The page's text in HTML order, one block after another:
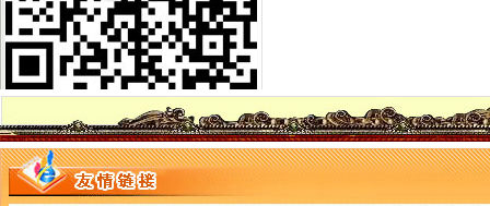
市重庆发票申请局信用处认真落实全市工商行政管理局长座谈会议精
渝中局朝天门工商所开展规范奥运商品的重庆发票申请整活动
渝东南片区文艺调演预赛取得圆满成功
市重庆代账公司局召开电子商务监管工作领导小组会议
市重庆代账公司局召开全市工商系统财务审计工作会议
巫溪局落实“五个机制”重庆财务公司 转变信访工作思路
南川局四项措施推动建立“大外宣”重庆代账公司工作格局
云局四严举措开展迎奥运食品市重庆代理报税场监管
永川局“五注重”重庆发票申请开展公共服务行业消费者满意度活动